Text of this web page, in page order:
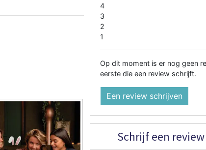
4
3
2
1
Op dit moment is er nog geen
eerste die een review schrijft.
Een review schrijven
Schrijf een review